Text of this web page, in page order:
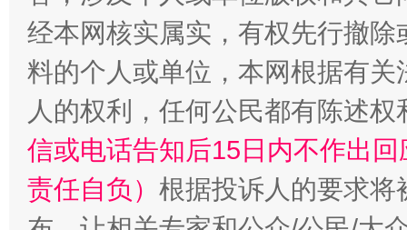
经本网核实属实，有权先行撤
料的个人或单位，本网根据有
人的权利，任何公民都有陈述
信或电话告知后15日内不作出
责任自负） 根据投诉人的要求将